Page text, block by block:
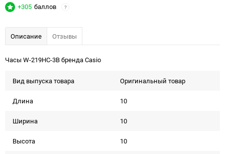
+305 баллов ?
Описание Отзывы
Часы W-219HC-3B бренда Casio
Вид выпуска товара Оригинальный товар
Длина 10
Ширина 10
Высота 10